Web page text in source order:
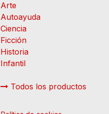
Arte
Autoayuda
Ciencia
Ficción
Historia
Infantil
Todos los productos